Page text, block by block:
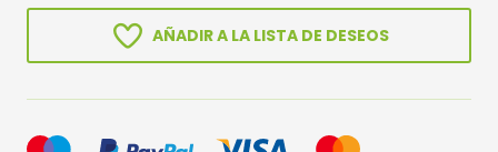
AÑADIR A LA LISTA DE DESEOS